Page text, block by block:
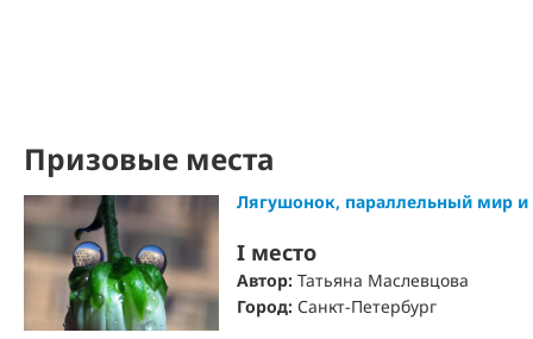
Призовые места
Лягушонок, параллельный мир и
I место
Автор: Татьяна Маслевцова
Город: Санкт-Петербург